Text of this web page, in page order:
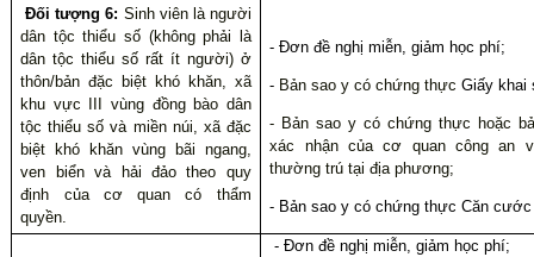
Đối tượng 6: Sinh viên là người
dân tộc thiểu số (không phải là
dân tộc thiểu số rất ít người) ở
thôn/bản đặc biệt khó khăn, xã
khu vực III vùng đồng bào dân
tộc thiểu số và miền núi, xã đặc
biệt khó khăn vùng bãi ngang,
ven biển và hải đảo theo quy
định của cơ quan có thẩm
quyền.
- Đơn đề nghị miễn, giảm học phí;
- Bản sao y có chứng thựcGiấy khai
- Bản sao y có chứng thực hoặc
xác nhận của cơ quan công an
thường trú tại địa phương;
- Bản sao y có chứng thực Căn cước
- Đơn đề nghị miễn, giảm học phí;